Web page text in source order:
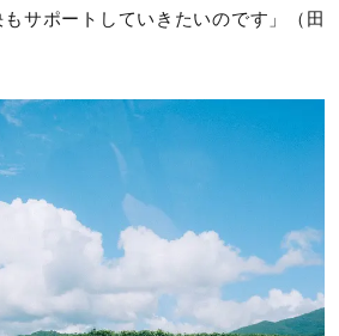
サポートしていきたいのです」（田